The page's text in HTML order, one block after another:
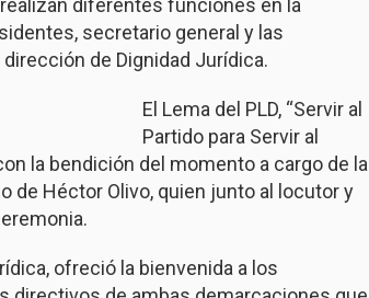
diferentes funciones en la
secretario general y las
de Dignidad Jurídica.
El Lema del PLD, “Servir al
Partido para Servir al
la bendición del momento a cargo de la
de Héctor Olivo, quien junto al locutor y
ofreció la bienvenida a los